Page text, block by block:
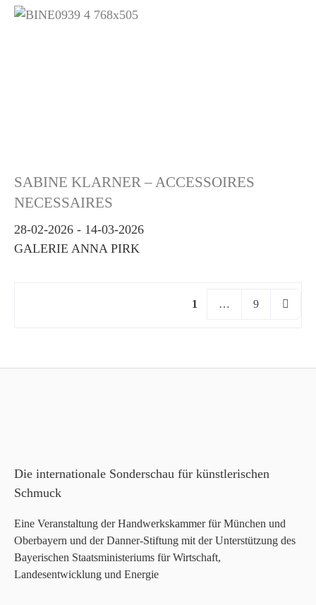
SABINE KLARNER – ACCESSOIRES
NECESSAIRES
28-02-2026- 14-03-2026
GALERIE ANNA PIRK
1 … 9 Ältere
Die internationale Sonderschau für künstlerischen
Schmuck
Eine Veranstaltung der Handwerkskammer für München und
Oberbayern und der Danner-Stiftung mit der Unterstützung des
Bayerischen Staatsministeriums für Wirtschaft,
Landesentwicklung und Energie